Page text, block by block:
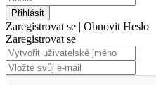
Přihlásit
Zaregistrovat se | Obnovit Heslo
Zaregistrovat se